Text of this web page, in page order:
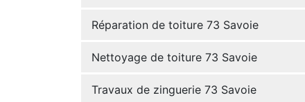
Réparation de toiture 73 Savoie
Nettoyage de toiture 73 Savoie
Travaux de zinguerie 73 Savoie